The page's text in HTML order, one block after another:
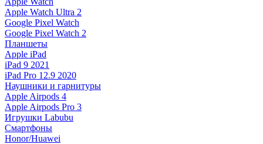
Apple Watch Ultra 2
Google Pixel Watch
Google Pixel Watch 2
Планшеты
Apple iPad
iPad 9 2021
iPad Pro 12.9 2020
Наушники и гарнитуры
Apple Airpods 4
Apple Airpods Pro 3
Игрушки Labubu
Смартфоны
Honor/Huawei